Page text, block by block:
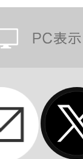
推し
々羅々ヴ